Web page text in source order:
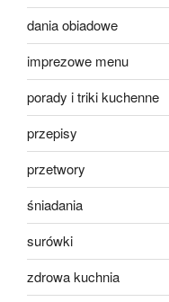
dania obiadowe
imprezowe menu
porady i triki kuchenne
przepisy
przetwory
śniadania
surówki
zdrowa kuchnia